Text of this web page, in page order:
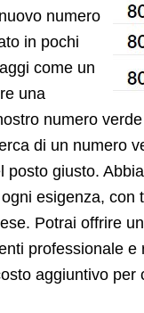
numero
in pochi
come un
una
numero verde
di un numero
posto giusto.
esigenza, con
Potrai offrire
professionale e
aggiuntivo per